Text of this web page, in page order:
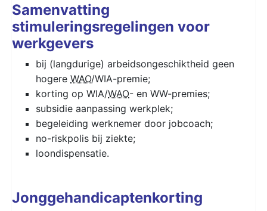
Samenvatting
stimuleringsregelingen voor
werkgevers
bij (langdurige) arbeidsongeschiktheid geen
hogere WAO/WIA-premie;
korting op WIA/WAO- en WW-premies;
subsidie aanpassing werkplek;
begeleiding werknemer door jobcoach;
no-riskpolis bij ziekte;
loondispensatie.
Jonggehandicaptenkorting